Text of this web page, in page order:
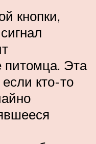
кнопки,
питомца. Эта
кто-то